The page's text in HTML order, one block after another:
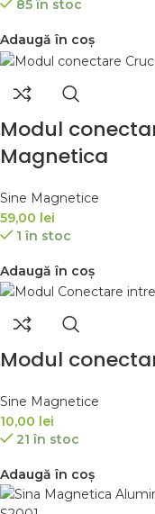
85 în stoc
Adaugă în coș
Modul
Magnetica
Sine Magnetice
59,00 lei
1 în stoc
Adaugă în coș
Modul
Sine Magnetice
10,00 lei
21 în stoc
Adaugă în coș